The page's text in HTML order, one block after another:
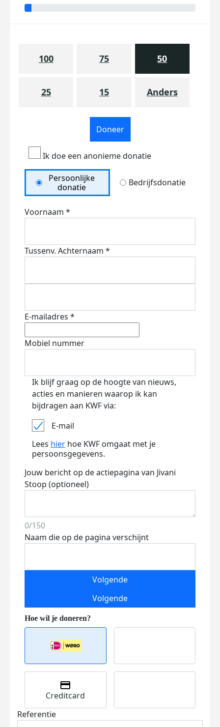
100 75 50
25 15 Anders
Doneer
Ik doe een anonieme donatie
Persoonlijke
donatie
Bedrijfsdonatie
Voornaam *
Tussenv. Achternaam *
E-mailadres *
Mobiel nummer
Ik blijf graag op de hoogte van nieuws,
acties en manieren waarop ik kan
bijdragen aan KWF via:
E-mail
Lees hier hoe KWF omgaat met je
persoonsgegevens.
Jouw bericht op de actiepagina van Jivani
Stoop (optioneel)
0/150
Naam die op de pagina verschijnt
Volgende
Volgende
Creditcard
Referentie